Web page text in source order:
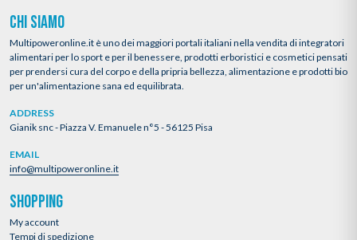
CHI SIAMO
Multipoweronline.it è uno dei maggiori portali italiani nella vendita di integratori
alimentari per lo sport e per il benessere, prodotti erboristici e cosmetici pensati
per prendersi cura del corpo e della pripria bellezza, alimentazione e prodotti bio
per un'alimentazione sana ed equilibrata.
ADDRESS
Gianik snc - Piazza V. Emanuele n°5 - 56125 Pisa
EMAIL
info@multipoweronline.it
SHOPPING
My account
Tempi di spedizione